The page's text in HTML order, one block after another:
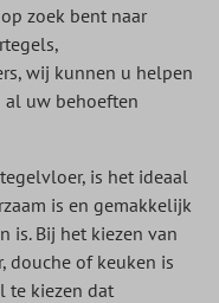
zoek bent naar
wij kunnen u helpen
al uw behoeften
is het ideaal
is en gemakkelijk
is. Bij het kiezen van
douche of keuken is
te kiezen dat